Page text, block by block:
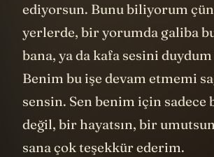
ediyorsun. Bunu biliyorum
yerlerde, bir yorumda galiba
bana, ya da kafa sesini
Benim bu işe devam etmemi
sensin. Sen benim için sadece
değil, bir hayatsın, bir
sana çok teşekkür ederim.